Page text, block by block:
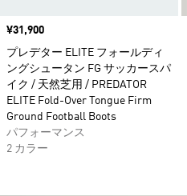
価格
¥31,900
プレデター ELITE フォールディ
ングシュータン FG サッカースパ
イク / 天然芝用 / PREDATOR
ELITE Fold-Over Tongue Firm
Ground Football Boots
パフォーマンス
2 カラー